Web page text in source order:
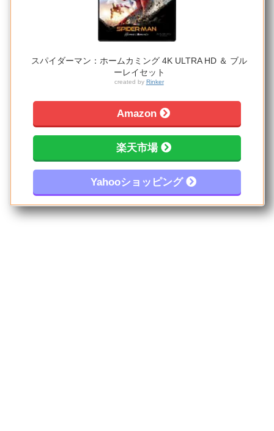
スパイダーマン：ホームカミング 4K ULTRA HD ＆ ブル
ーレイセット
created by Rinker
Amazon
楽天市場
Yahooショッピング